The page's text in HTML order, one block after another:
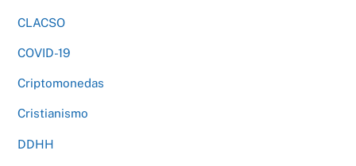
CLACSO
COVID-19
Criptomonedas
Cristianismo
DDHH